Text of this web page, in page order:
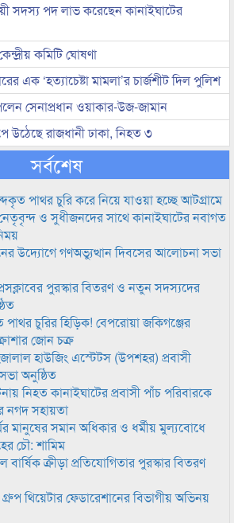
সদস্য পদ লাভ করেছেন কানাইঘাটের
কমিটি ঘোষণা
এক ‘হত্যাচেষ্টা মামলা’র চার্জশীট দিল পুলিশ
সেনাপ্রধান ওয়াকার-উজ-জামান
উঠেছে রাজধানী ঢাকা, নিহত ৩
সর্বশেষ
পাথর চুরি করে নিয়ে যাওয়া হচ্ছে আটগ্রামে
ও সুধীজনদের সাথে কানাইঘাটের নবাগত
উদ্যোগে গণঅভ্যুত্থান দিবসের আলোচনা সভা
পুরস্কার বিতরণ ও নতুন সদস্যদের
চুরির হিড়িক! বেপরোয়া জকিগঞ্জের
জোন চক্র
হাউজিং এস্টেটস (উপশহর) প্রবাসী
অনুষ্ঠিত
নিহত কানাইঘাটের প্রবাসী পাঁচ পরিবারকে
নগদ সহায়তা
মানুষের সমান অধিকার ও ধর্মীয় মুল্যবোধে
চৌ: শামিম
বার্ষিক ক্রীড়া প্রতিযোগিতার পুরস্কার বিতরণ
থিয়েটার ফেডারেশানের বিভাগীয় অভিনয়